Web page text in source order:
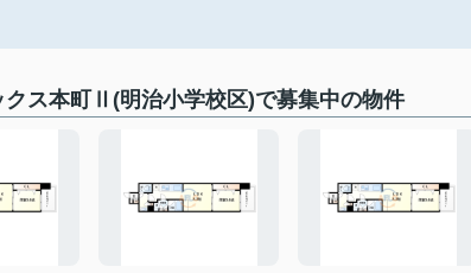
クス本町Ⅱ(明治小学校区)で募集中の物件